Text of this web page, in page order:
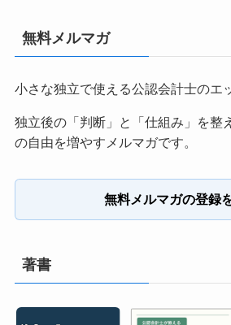
無料メルマガ
小さな独立で使える公認会計士のエ
独立後の「判断」と「仕組み」を整
の自由を増やすメルマガです。
無料メルマガの登録
著書